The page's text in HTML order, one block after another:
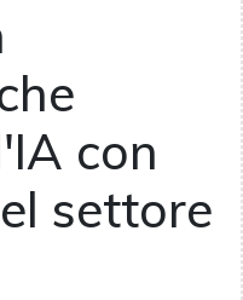
con
settore